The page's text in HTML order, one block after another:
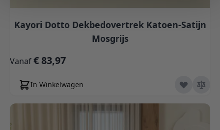
Kayori Dotto Dekbedovertrek Katoen-Satijn
Mosgrijs
Vanaf€ 83,97
In Winkelwagen